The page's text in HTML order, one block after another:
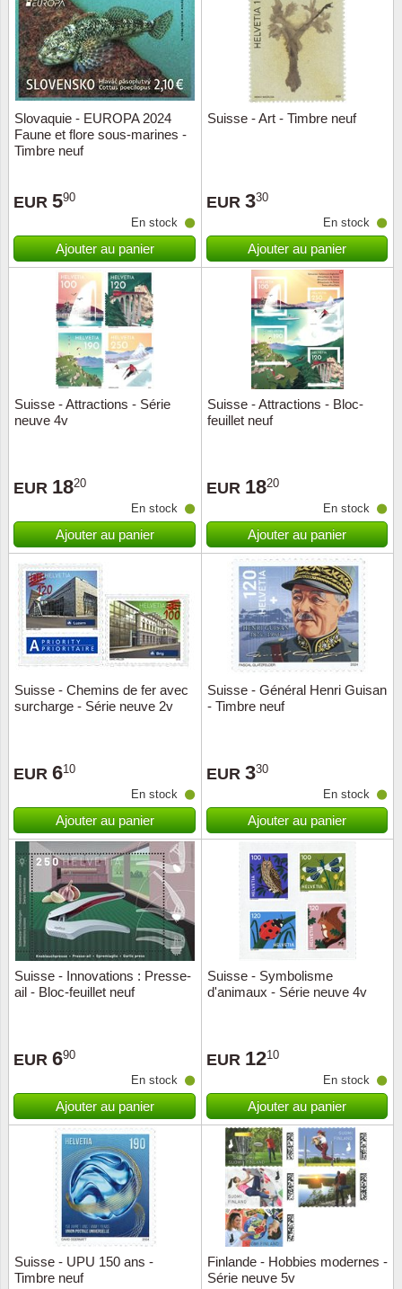
Slovaquie - EUROPA 2024
Faune et flore sous-marines -
Timbre neuf
EUR 590
En stock
Ajouter au panier
Suisse - Art - Timbre neuf
EUR 330
En stock
Ajouter au panier
Suisse - Attractions - Série
neuve 4v
EUR 1820
En stock
Ajouter au panier
Suisse - Attractions - Bloc-
feuillet neuf
EUR 1820
En stock
Ajouter au panier
Suisse - Chemins de fer avec
surcharge - Série neuve 2v
EUR 610
En stock
Ajouter au panier
Suisse - Général Henri Guisan
- Timbre neuf
EUR 330
En stock
Ajouter au panier
Suisse - Innovations : Presse-
ail - Bloc-feuillet neuf
EUR 690
En stock
Ajouter au panier
Suisse - Symbolisme
d'animaux - Série neuve 4v
EUR 1210
En stock
Ajouter au panier
Suisse - UPU 150 ans -
Timbre neuf
Finlande - Hobbies modernes -
Série neuve 5v
Love
Chypre
Fleurs
Grèce
Islande
Italie
Japon
Malte